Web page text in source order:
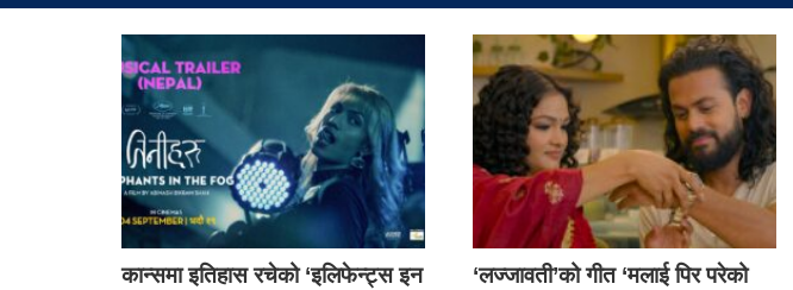
कान्समा इतिहास रचेको ‘इलिफेन्ट्स इन
‘लज्जावती’को गीत ‘मलाई पिर परेको